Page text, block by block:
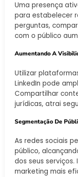
Uma presença
para estabelecer
perguntas,
com o público
Aumentando A
Utilizar
LinkedIn pode
Compartilhar
jurídicas, atrai
Segmentação De
As redes sociais
público,
dos seus
marketing mais